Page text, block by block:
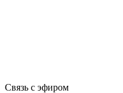
Связь с эфиром